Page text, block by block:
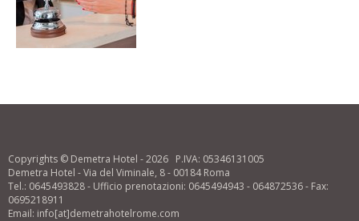
Copyrights © Demetra Hotel - 2026 P.IVA: 05346131005
Demetra Hotel - Via del Viminale, 8 - 00184 Roma
Tel.: 0645493828 - Ufficio prenotazioni: 0645494943 - 064872536 - Fax:
0695218911
Email: info[at]demetrahotelrome.com